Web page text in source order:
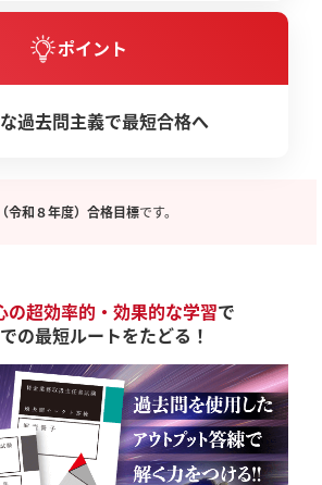
ポイント
過去問主義で最短合格へ
令和８年度）合格目標です。
の超効率的・効果的な学習で
の最短ルートをたどる！